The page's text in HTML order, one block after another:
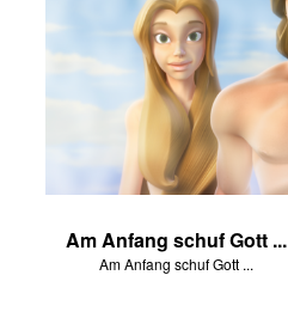
Am Anfang schuf Gott ...
Am Anfang schuf Gott ...